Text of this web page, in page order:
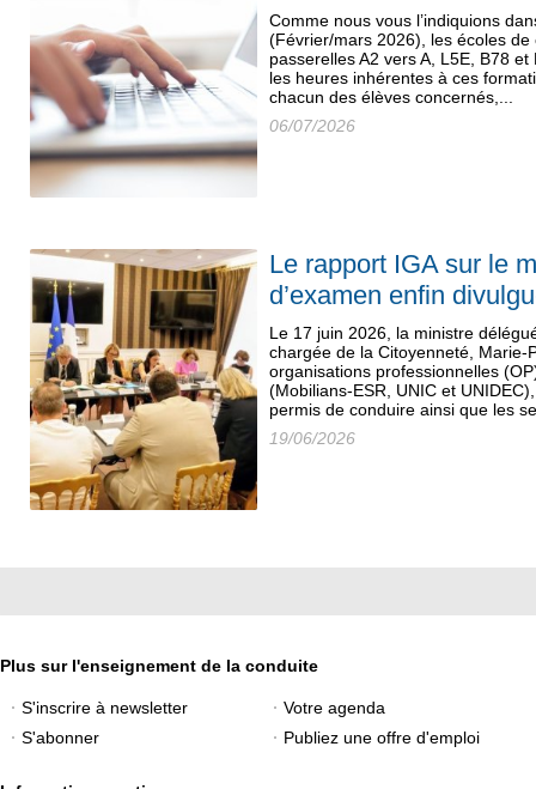
Comme nous vous l’indiquions
(Février/mars 2026), les écoles
passerelles A2 vers A, L5E, B78
les heures inhérentes à ces
chacun des élèves concernés,...
06/07/2026
Le rapport IGA sur le
d’examen enfin
Le 17 juin 2026, la ministre
chargée de la Citoyenneté, Marie-
organisations professionnelles
(Mobilians-ESR, UNIC et
permis de conduire ainsi que les
19/06/2026
Plus sur l'enseignement de la conduite
S'inscrire à newsletter
Votre agenda
S'abonner
Publiez une offre d'emploi